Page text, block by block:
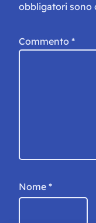
obbligatori sono
Commento *
Nome *